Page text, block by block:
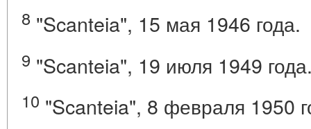
8 "Scanteia", 15 мая 1946 года.
9 "Scanteia", 19 июля 1949
10 "Scanteia", 8 февраля 1950